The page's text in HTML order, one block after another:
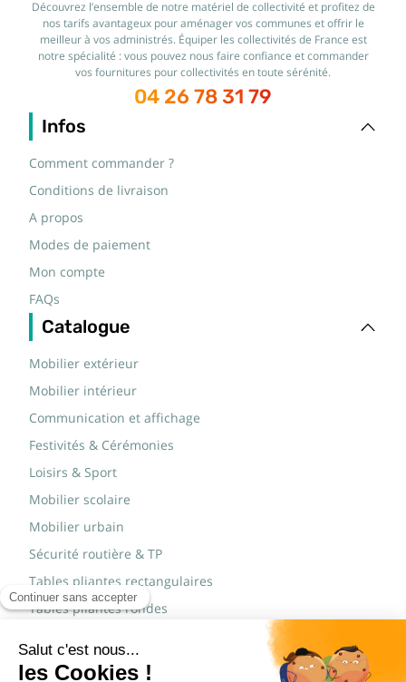
Découvrez l’ensemble de notre matériel de collectivité et profitez de
nos tarifs avantageux pour aménager vos communes et offrir le
meilleur à vos administrés. Équiper les collectivités de France est
notre spécialité : vous pouvez nous faire confiance et commander
vos fournitures pour collectivités en toute sérénité.
04 26 78 31 79
Infos
Comment commander ?
Conditions de livraison
A propos
Modes de paiement
Mon compte
FAQs
Catalogue
Mobilier extérieur
Mobilier intérieur
Communication et affichage
Festivités & Cérémonies
Loisirs & Sport
Mobilier scolaire
Mobilier urbain
Sécurité routière & TP
Tables pliantes rectangulaires
Tables pliantes rondes
Marques